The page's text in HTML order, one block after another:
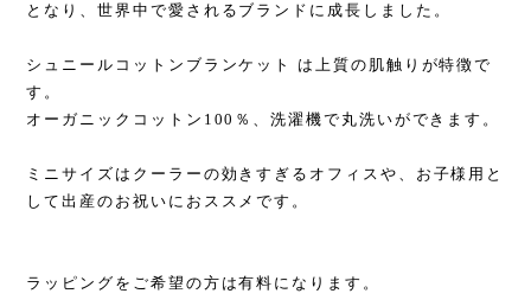
となり、世界中で愛されるブランドに成長しました。
シュニールコットンブランケット は上質の肌触りが特徴で
す。
オーガニックコットン100％、洗濯機で丸洗いができます。
ミニサイズはクーラーの効きすぎるオフィスや、お子様用と
して出産のお祝いにおススメです。
ラッピングをご希望の方は有料になります。